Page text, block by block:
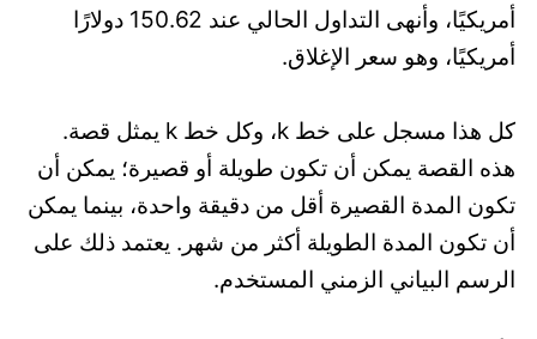
أمريكيًا، وأنهى التداول الحالي عند 150.62 دولارًا
أمريكيًا، وهو سعر الإغلاق.
كل هذا مسجل على خط k، وكل خط k يمثل قصة.
هذه القصة يمكن أن تكون طويلة أو قصيرة؛ يمكن أن
تكون المدة القصيرة أقل من دقيقة واحدة، بينما يمكن
أن تكون المدة الطويلة أكثر من شهر. يعتمد ذلك على
الرسم البياني الزمني المستخدم.